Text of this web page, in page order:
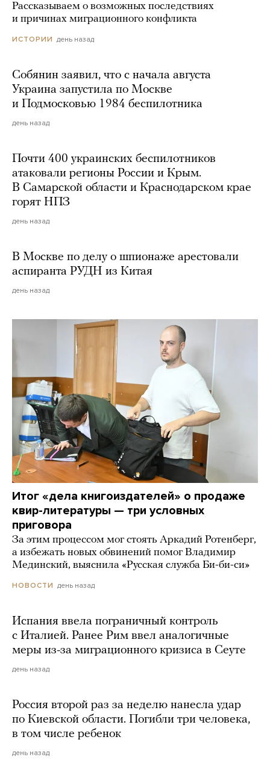
Рассказываем о возможных последствиях
и причинах миграционного конфликта
ИСТОРИИ день назад
Собянин заявил, что с начала августа
Украина запустила по Москве
и Подмосковью 1984 беспилотника
день назад
Почти 400 украинских беспилотников
атаковали регионы России и Крым.
В Самарской области и Краснодарском крае
горят НПЗ
день назад
В Москве по делу о шпионаже арестовали
аспиранта РУДН из Китая
день назад
Итог «дела книгоиздателей» о продаже
квир-литературы — три условных
приговора
За этим процессом мог стоять Аркадий Ротенберг,
а избежать новых обвинений помог Владимир
Мединский, выяснила «Русская служба Би-би-си»
НОВОСТИ день назад
Испания ввела пограничный контроль
с Италией. Ранее Рим ввел аналогичные
меры из-за миграционного кризиса в Сеуте
день назад
Россия второй раз за неделю нанесла удар
по Киевской области. Погибли три человека,
в том числе ребенок
день назад